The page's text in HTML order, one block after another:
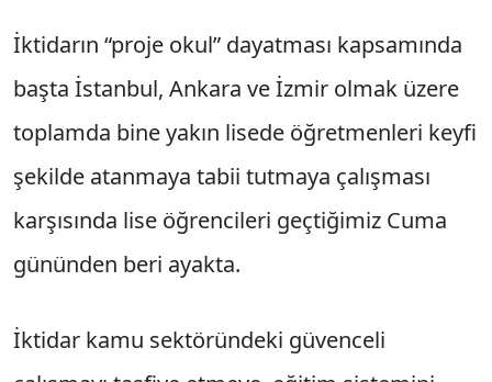
İktidarın “proje okul” dayatması kapsamında
başta İstanbul, Ankara ve İzmir olmak üzere
toplamda bine yakın lisede öğretmenleri keyfi
şekilde atanmaya tabii tutmaya çalışması
karşısında lise öğrencileri geçtiğimiz Cuma
gününden beri ayakta.
İktidar kamu sektöründeki güvenceli